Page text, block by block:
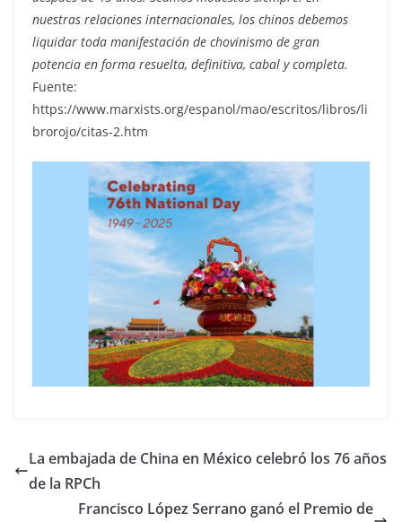
nuestras relaciones internacionales, los chinos debemos
liquidar toda manifestación de chovinismo de gran
potencia en forma resuelta, definitiva, cabal y completa.
Fuente:
https://www.marxists.org/espanol/mao/escritos/libros/li
brorojo/citas-2.htm
La embajada de China en México celebró los 76 años
de la RPCh
Francisco López Serrano ganó el Premio de